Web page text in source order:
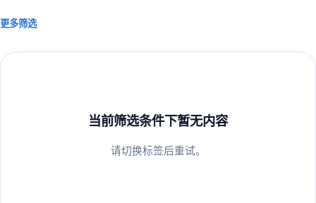
更多筛选
当前筛选条件下暂无内容
请切换标签后重试。